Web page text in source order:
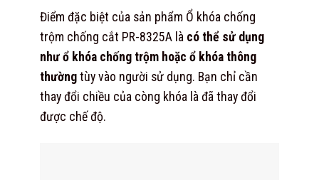
Điểm đặc biệt của sản phẩm Ổ khóa chống
trộm chống cắt PR-8325A là có thể sử dụng
như ổ khóa chống trộm hoặc ổ khóa thông
thườngtùy vào người sử dụng. Bạn chỉ cần
thay đổi chiều của còng khóa là đã thay đổi
được chế độ.